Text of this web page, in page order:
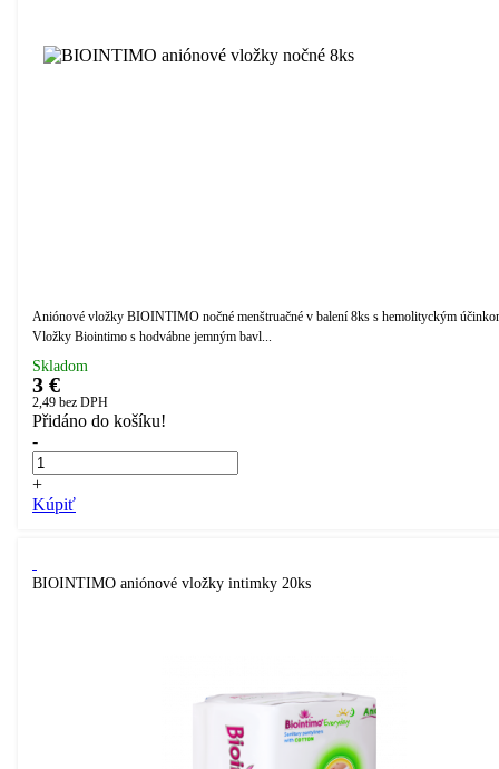
Aniónové vložky BIOINTIMO nočné menštruačné v balení 8ks s hemolityckým
Vložky Biointimo s hodvábne jemným bavl...
Skladom
3 €
2,49 bez DPH
Přidáno do košíku!
-
+
Kúpiť
BIOINTIMO aniónové vložky intimky 20ks